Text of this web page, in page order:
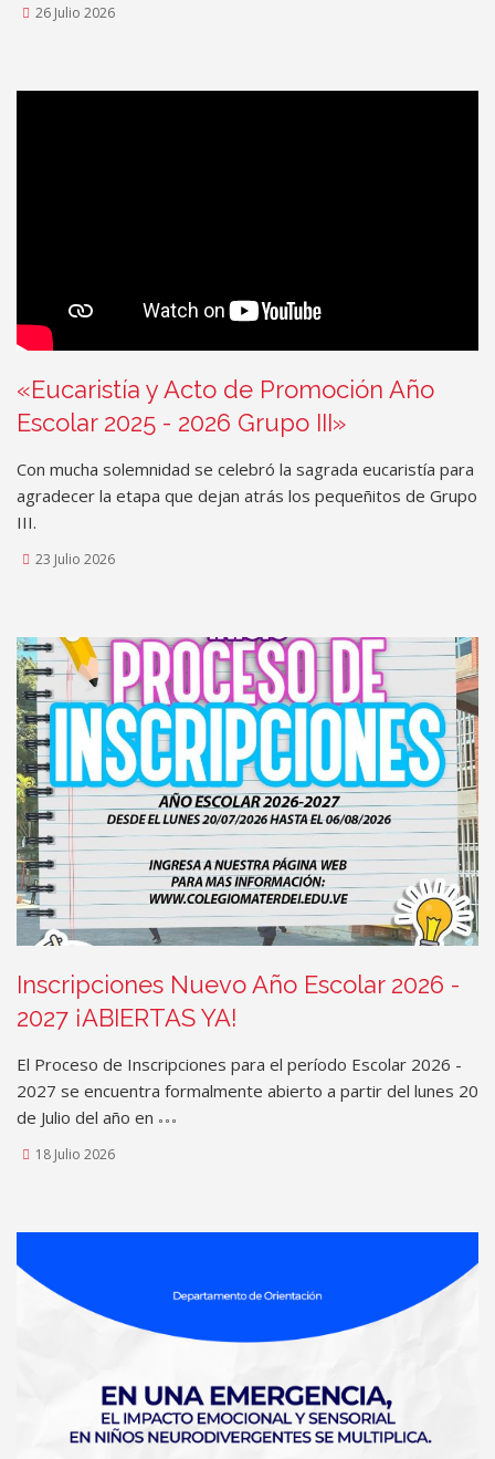
26 Julio 2026
«Eucaristía y Acto de Promoción Año
Escolar 2025 - 2026 Grupo III»
Con mucha solemnidad se celebró la sagrada eucaristía para
agradecer la etapa que dejan atrás los pequeñitos de Grupo
III.
23 Julio 2026
Rating:
Inscripciones Nuevo Año Escolar 2026 -
2027 ¡ABIERTAS YA!
El Proceso de Inscripciones para el período Escolar 2026 -
2027 se encuentra formalmente abierto a partir del lunes 20
de Julio del año en
18 Julio 2026